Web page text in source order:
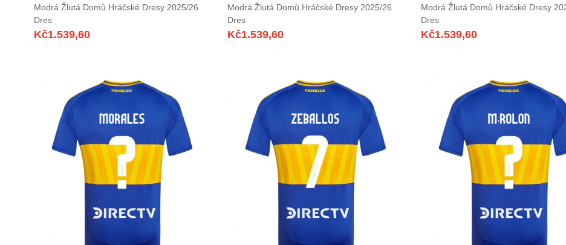
Modrá Žlutá Domů Hráčské Dresy 2025/26
Dres
Kč1.539,60
Modrá Žlutá Domů Hráčské Dresy 2025/26
Dres
Kč1.539,60
Modrá Žlutá Domů Hráčské Dresy
Dres
Kč1.539,60